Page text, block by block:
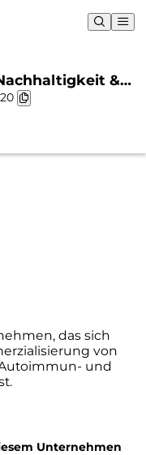
&
das sich
von
und
Unternehmen